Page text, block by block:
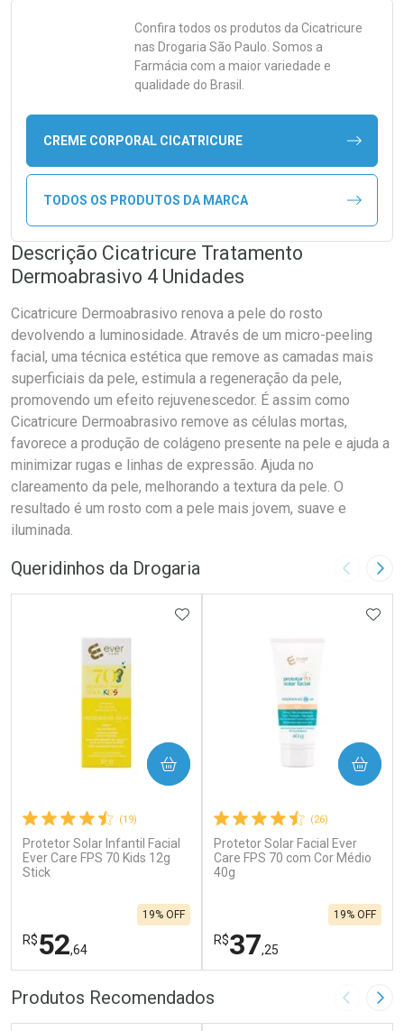
Confira todos os produtos da Cicatricure
nas Drogaria São Paulo. Somos a
Farmácia com a maior variedade e
qualidade do Brasil.
CREME CORPORAL CICATRICURE
TODOS OS PRODUTOS DA MARCA
Descrição Cicatricure Tratamento
Dermoabrasivo 4 Unidades
Cicatricure Dermoabrasivo renova a pele do rosto
devolvendo a luminosidade. Através de um micro-peeling
facial, uma técnica estética que remove as camadas mais
superficiais da pele, estimula a regeneração da pele,
promovendo um efeito rejuvenescedor. É assim como
Cicatricure Dermoabrasivo remove as células mortas,
favorece a produção de colágeno presente na pele e ajuda a
minimizar rugas e linhas de expressão. Ajuda no
clareamento da pele, melhorando a textura da pele. O
resultado é um rosto com a pele mais jovem, suave e
iluminada.
Queridinhos da Drogaria Imagem
(19)
Protetor Solar Infantil Facial
Ever Care FPS 70 Kids 12g
Stick
R$52,64
19% OFF
ADICIONAR AOS FAVORITOS
COMPRAR
FECHAR
FECHAR
(26)
Protetor Solar Facial Ever
Care FPS 70 com Cor Médio
40g
R$37,25
19% OFF
COMPRAR
Produtos Recomendados Imagem